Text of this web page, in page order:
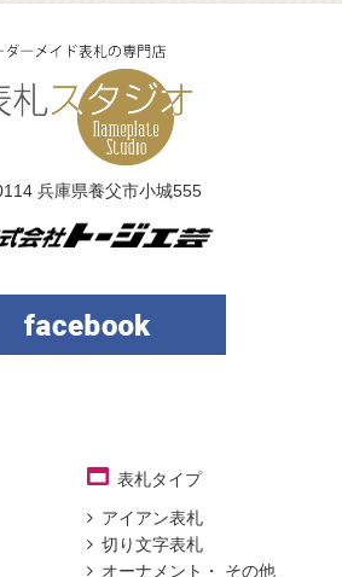
兵庫県養父市小城555
表札タイプ
アイアン表札
切り文字表札
オーナメント・ その他